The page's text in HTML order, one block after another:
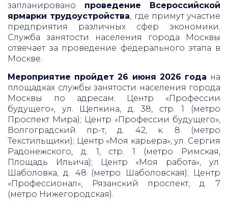
запланировано проведение Всероссийской
ярмарки трудоустройства, где примут участие
предприятия различных сфер экономики.
Служба занятости населения города Москвы
отвечает за проведение федерального этапа в
Москве.
Мероприятие пройдет 26 июня 2026 года на
площадках службы занятости населения города
Москвы по адресам: Центр «Профессии
будущего», ул. Щепкина, д. 38, стр. 1 (метро
Проспект Мира); Центр «Профессии будущего»,
Волгоградский пр-т, д. 42, к. 8 (метро
Текстильщики); Центр «Моя карьера», ул. Сергия
Радонежского, д. 1, стр. 1 (метро Римская,
Площадь Ильича); Центр «Моя работа», ул.
Шаболовка, д. 48 (метро Шаболовская); Центр
«Профессионал», Рязанский проспект, д. 7
(метро Нижегородская).